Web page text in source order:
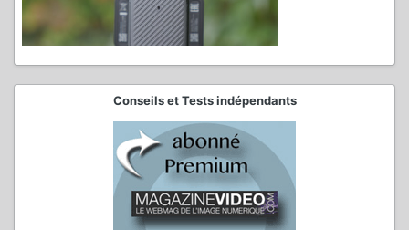
Conseils et Tests indépendants